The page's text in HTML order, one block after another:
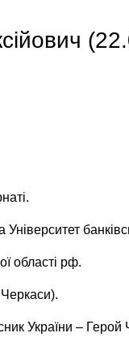
Університет
області рф.
України – Герой